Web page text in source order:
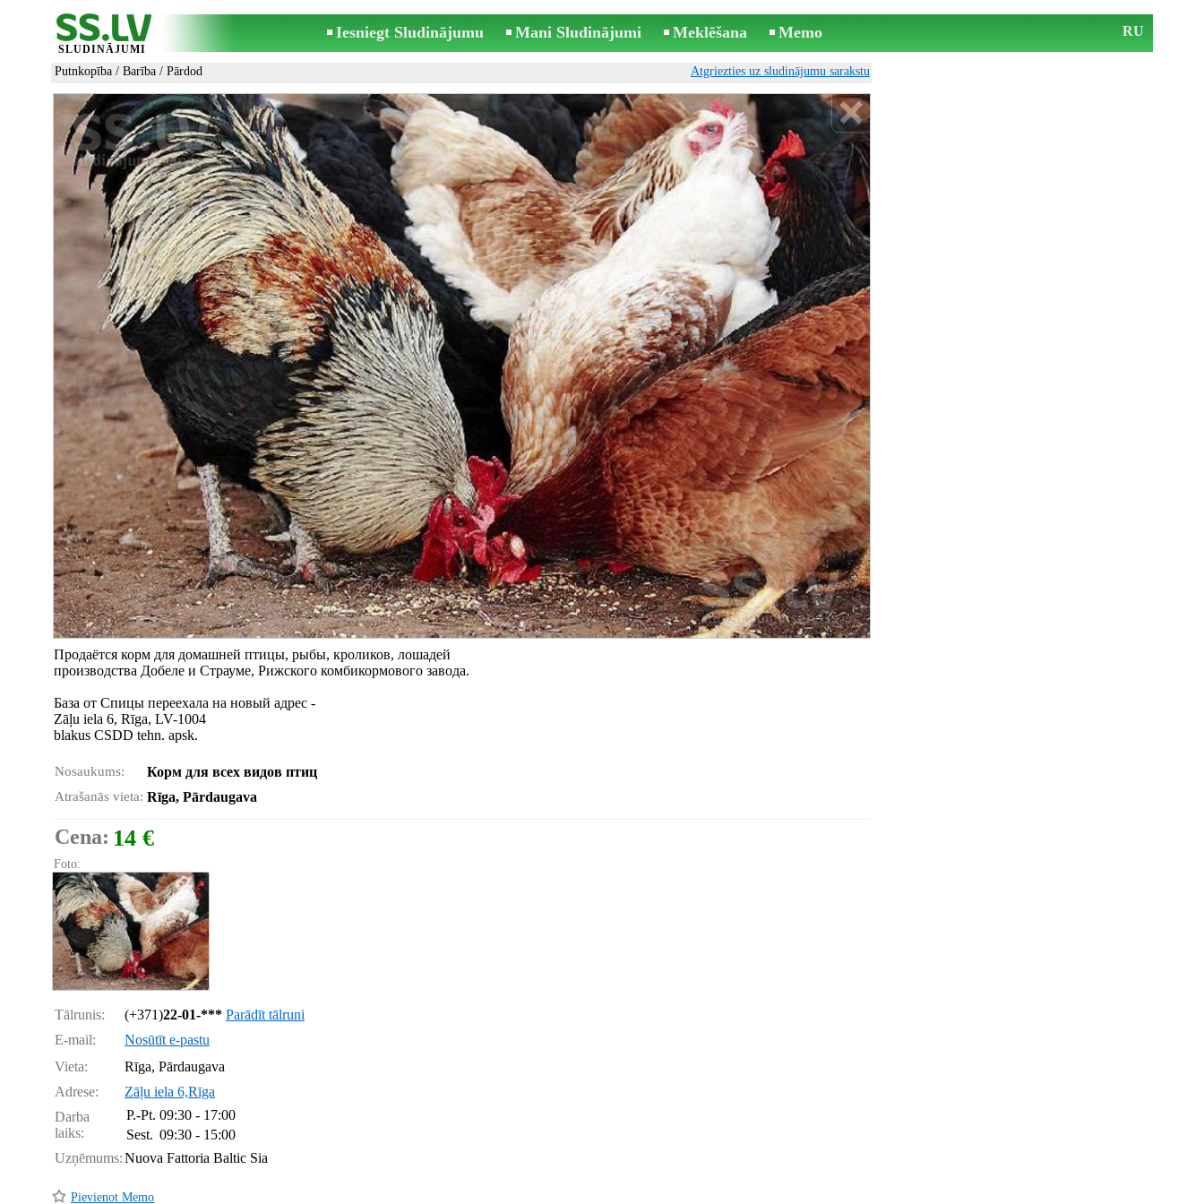
SLUDINĀJUMI
Iesniegt Sludinājumu Mani Sludinājumi Meklēšana Memo RU
Putnkopība / Barība / Pārdod Atgriezties uz sludinājumu sarakstu
Продаётся корм для домашней птицы, рыбы, кроликов, лошадей
производства Добеле и Страуме, Рижского комбикормового завода.
База от Спицы переехала на новый адрес -
Zāļu iela 6, Rīga, LV-1004
blakus CSDD tehn. apsk.
Nosaukums: Корм для всех видов птиц
Atrašanās vieta: Rīga, Pārdaugava
Cena: 14 €
Foto:
Tālrunis: (+371)22-01-*** Parādīt tālruni
E-mail:
Nosūtīt e-pastu
Vieta:
Rīga, Pārdaugava
Adrese:
Zāļu iela 6,Rīga
Darba
laiks:
P.-Pt. 09:30 - 17:00
Sest. 09:30 - 15:00
Uzņēmums:Nuova Fattoria Baltic Sia
Pievienot Memo